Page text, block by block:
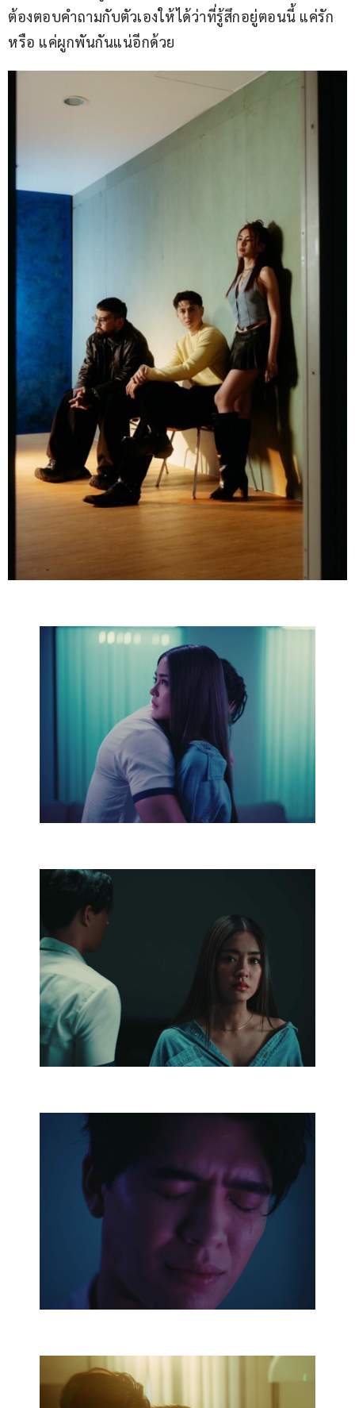
ต้องตอบคำถามกับตัวเองให้ได้ว่าที่รู้สึกอยู่ตอนนี้ แค่รัก
หรือ แค่ผูกพันกันแน่อีกด้วย